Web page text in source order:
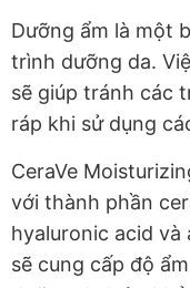
Dưỡng ẩm là một
trình dưỡng da.
sẽ giúp tránh các
ráp khi sử dụng
CeraVe
với thành phần
hyaluronic acid và
sẽ cung cấp độ